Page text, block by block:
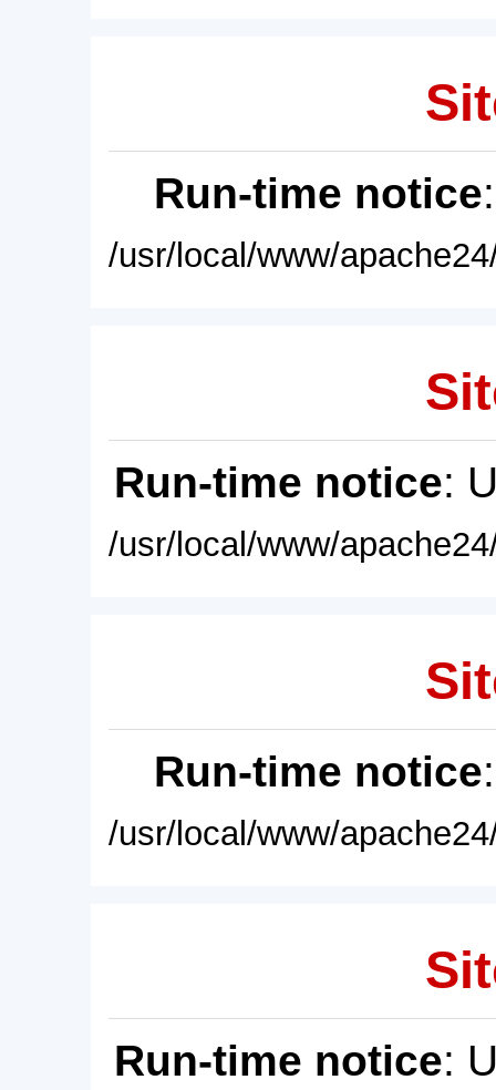
Run-time notice
/usr/local/www/
Run-time notice:
/usr/local/www/
Run-time notice
/usr/local/www/
Run-time notice: